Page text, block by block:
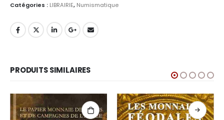
Catégories : LIBRAIRIE, Numismatique
PRODUITS SIMILAIRES